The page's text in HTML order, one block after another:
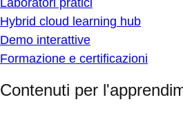
Laboratori pratici
Hybrid cloud learning hub
Demo interattive
Formazione e certificazioni
Contenuti per